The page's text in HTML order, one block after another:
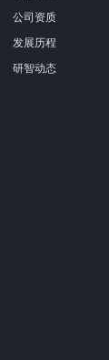
公司资质
发展历程
研智动态